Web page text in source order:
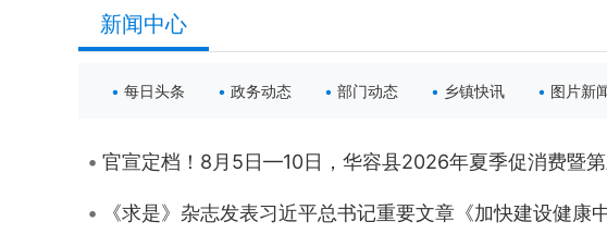
新闻中心
每日头条 政务动态 部门动态 乡镇快讯 图片新
官宣定档！8月5日—10日，华容县2026年夏季促消费暨
《求是》杂志发表习近平总书记重要文章《加快建设健康中